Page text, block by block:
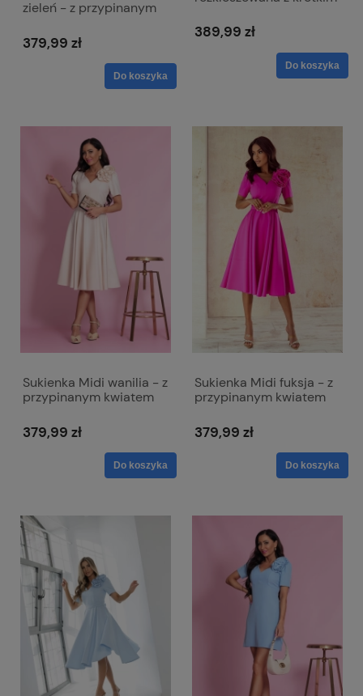
zieleń - z przypinanym
379,99 zł
Do koszyka
389,99 zł
Do koszyka
Sukienka Midi wanilia - z
przypinanym kwiatem
379,99 zł
Do koszyka
Sukienka Midi fuksja - z
przypinanym kwiatem
379,99 zł
Do koszyka